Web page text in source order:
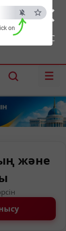
×
ESC
on
Шымкент:26°C
☰
және